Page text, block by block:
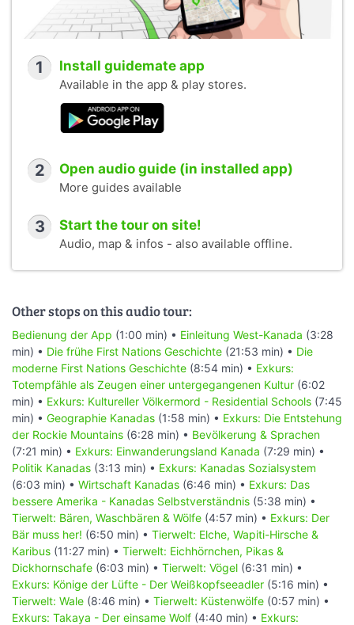
1 Install guidemate app
Available in the app & play stores.
2 Open audio guide (in installed app)
More guides available
3 Start the tour on site!
Audio, map & infos - also available offline.
Other stops on this audio tour:
Bedienung der App (1:00 min) • Einleitung West-Kanada (3:28
min) • Die frühe First Nations Geschichte (21:53 min) • Die
moderne First Nations Geschichte (8:54 min) • Exkurs:
Totempfähle als Zeugen einer untergegangenen Kultur (6:02
min) • Exkurs: Kultureller Völkermord - Residential Schools (7:45
min) • Geographie Kanadas (1:58 min) • Exkurs: Die Entstehung
der Rockie Mountains (6:28 min) • Bevölkerung & Sprachen
(7:21 min) • Exkurs: Einwanderungsland Kanada (7:29 min) •
Politik Kanadas (3:13 min) • Exkurs: Kanadas Sozialsystem
(6:03 min) • Wirtschaft Kanadas (6:46 min) • Exkurs: Das
bessere Amerika - Kanadas Selbstverständnis (5:38 min) •
Tierwelt: Bären, Waschbären & Wölfe (4:57 min) • Exkurs: Der
Bär muss her! (6:50 min) • Tierwelt: Elche, Wapiti-Hirsche &
Karibus (11:27 min) • Tierwelt: Eichhörnchen, Pikas &
Dickhornschafe (6:03 min) • Tierwelt: Vögel (6:31 min) •
Exkurs: Könige der Lüfte - Der Weißkopfseeadler (5:16 min) •
Tierwelt: Wale (8:46 min) • Tierwelt: Küstenwölfe (0:57 min) •
Exkurs: Takaya - Der einsame Wolf (4:40 min) • Exkurs: